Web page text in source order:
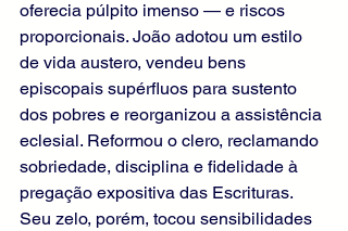
oferecia púlpito imenso — e riscos
proporcionais. João adotou um estilo
de vida austero, vendeu bens
episcopais supérfluos para sustento
dos pobres e reorganizou a assistência
eclesial. Reformou o clero, reclamando
sobriedade, disciplina e fidelidade à
pregação expositiva das Escrituras.
Seu zelo, porém, tocou sensibilidades